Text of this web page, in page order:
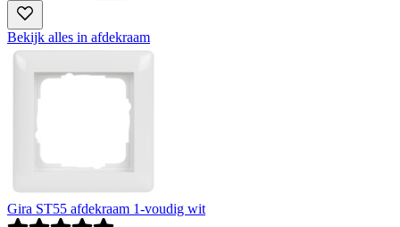
Bekijk alles in afdekraam
Gira ST55 afdekraam 1-voudig wit